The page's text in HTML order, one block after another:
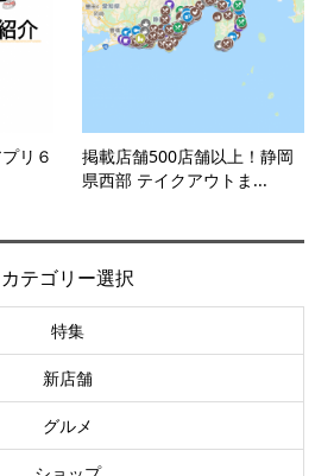
リ６
掲載店舗500店舗以上！静岡
県西部 テイクアウトま...
カテゴリー選択
特集
新店舗
グルメ